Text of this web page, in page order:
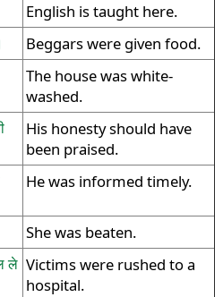
English is taught here.
Beggars were given food.
The house was white-
washed.
His honesty should have
been praised.
He was informed timely.
She was beaten.
ले Victims were rushed to a
hospital.